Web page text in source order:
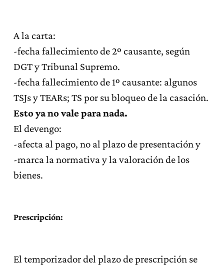
A la carta:
-fecha fallecimiento de 2º causante, según
DGT y Tribunal Supremo.
-fecha fallecimiento de 1º causante: algunos
TSJs y TEARs; TS por su bloqueo de la casación.
Esto ya no vale para nada.
El devengo:
-afecta al pago, no al plazo de presentación y
-marca la normativa y la valoración de los
bienes.
Prescripción:
El temporizador del plazo de prescripción se